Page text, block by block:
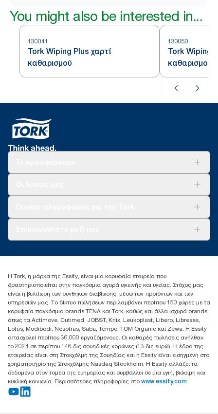
You might also be interested in...
130041
Tork Wiping Plus χαρτί
καθαρισμού
130050
Tork Wiping
καθαρισμού
+302102705722
17th klm.National Road Athens-Lamia &2 Kalamatas
14564 N.Kifissia, Athens-Greece
Mob: +306932474930 (για Ελλάδα & Κύπρο)
Η Tork, η μάρκα της Essity, είναι μια κορυφαία εταιρεία που
δραστηριοποιείται στην παγκόσμια αγορά υγιεινής και υγείας. Στόχος μας
είναι η βελτίωση των συνθηκών διαβίωσης, μέσω των προϊόντων και των
υπηρεσιών μας. Το δίκτυο πωλήσεων περιλαμβάνει περίπου 150 χώρες με τα
κορυφαία παγκόσμια brands TENA και Tork, καθώς και άλλα ισχυρά brands,
όπως τα Actimove, Cutimed, JOBST, Knix, Leukoplast, Libero, Libresse,
Lotus, Modibodi, Nosotras, Saba, Tempo, TOM Organic και Zewa. Η Essity
απασχολεί περίπου 36.000 εργαζόμενους. Οι καθαρές πωλήσεις ανήλθαν
το 2024 σε περίπου 146 δις σουηδικές κορώνες (13 δις ευρώ). Η έδρα της
εταιρείας είναι στη Στοκχόλμη της Σουηδίας και η Essity είναι εισηγμένη στο
χρηματιστήριο της Στοκχόλμης Nasdaq Stockholm. Η Essity αλλάζει τα
δεδομένα στον τομέα της ευημερίας και συμβάλλει σε μια υγιή, βιώσιμη και
κυκλική κοινωνία. Περισσότερες πληροφορίες στο www.essity.com